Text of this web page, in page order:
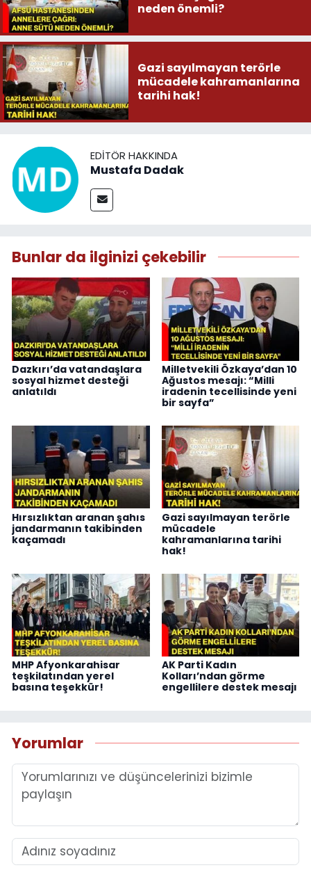
neden önemli?
Gazi sayılmayan terörle
mücadele kahramanlarına
tarihi hak!
EDITÖR HAKKINDA
Mustafa Dadak
Bunlar da ilginizi çekebilir
Dazkırı’da vatandaşlara
sosyal hizmet desteği
anlatıldı
Milletvekili Özkaya’dan 10
Ağustos mesajı: “Milli
iradenin tecellisinde yeni
bir sayfa”
Hırsızlıktan aranan şahıs
jandarmanın takibinden
kaçamadı
Gazi sayılmayan terörle
mücadele
kahramanlarına tarihi
hak!
MHP Afyonkarahisar
teşkilatından yerel
basına teşekkür!
AK Parti Kadın
Kolları’ndan görme
engellilere destek mesajı
Yorumlar